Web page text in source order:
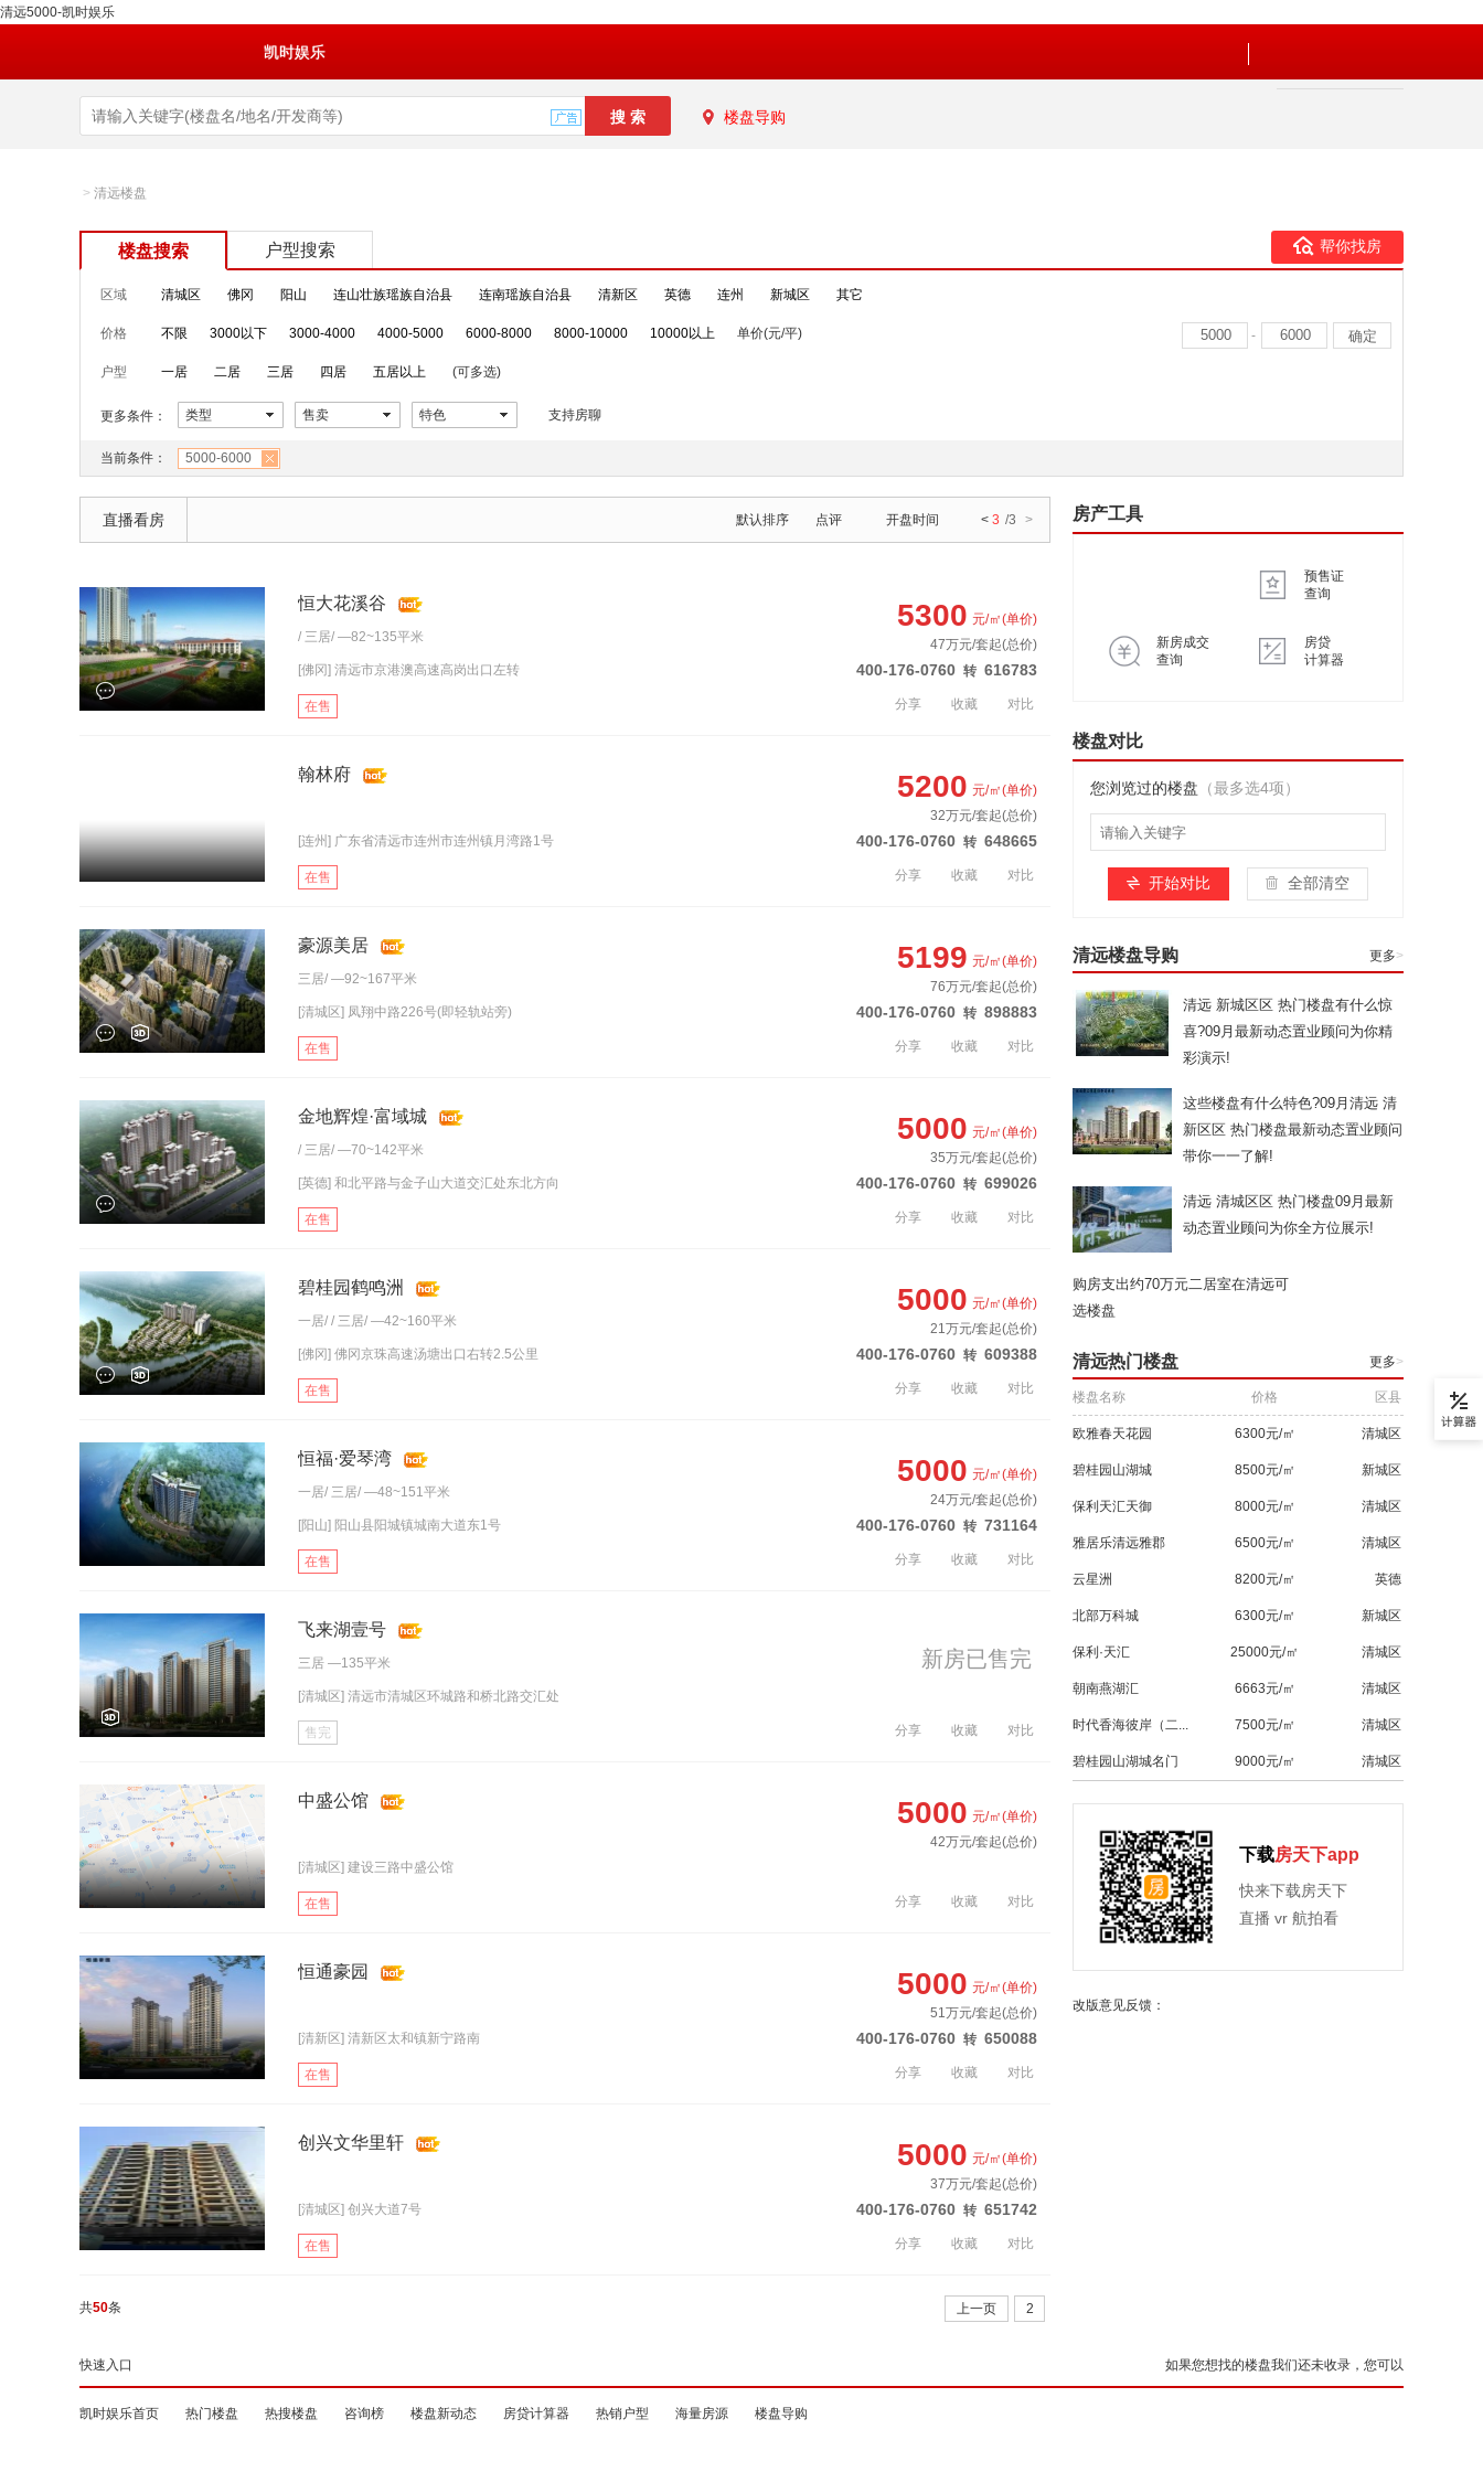
清远5000-凯时娱乐
凯时娱乐
楼盘导购
> 清远楼盘
楼盘搜索 户型搜索 帮你找房
区域 清城区 佛冈 阳山 连山壮族瑶族自治县 连南瑶族自治县 清新区 英德 连州 新城区 其它
价格 不限 3000以下 3000-4000 4000-5000 6000-8000 8000-10000 10000以上 单价(元/平) -
户型 一居 二居 三居 四居 五居以上 (可多选)
更多条件： 类型 售卖 特色 支持房聊
当前条件： 5000-6000
直播看房 默认排序 点评 开盘时间 < 3 /3 >
恒大花溪谷
/ 三居/ —82~135平米
[佛冈] 清远市京港澳高速高岗出口左转 400-176-0760 转 616783
在售
5300 元/㎡(单价)
47万元/套起(总价)
分享 收藏 对比
翰林府
[连州] 广东省清远市连州市连州镇月湾路1号 400-176-0760 转 648665
在售
5200 元/㎡(单价)
32万元/套起(总价)
分享 收藏 对比
豪源美居
三居/ —92~167平米
[清城区] 凤翔中路226号(即轻轨站旁) 400-176-0760 转 898883
在售
5199 元/㎡(单价)
76万元/套起(总价)
分享 收藏 对比
金地辉煌·富域城
/ 三居/ —70~142平米
[英德] 和北平路与金子山大道交汇处东北方向 400-176-0760 转 699026
在售
5000 元/㎡(单价)
35万元/套起(总价)
分享 收藏 对比
碧桂园鹤鸣洲
一居/ / 三居/ —42~160平米
[佛冈] 佛冈京珠高速汤塘出口右转2.5公里 400-176-0760 转 609388
在售
5000 元/㎡(单价)
21万元/套起(总价)
分享 收藏 对比
恒福·爱琴湾
一居/ 三居/ —48~151平米
[阳山] 阳山县阳城镇城南大道东1号 400-176-0760 转 731164
在售
5000 元/㎡(单价)
24万元/套起(总价)
分享 收藏 对比
飞来湖壹号
三居 —135平米
[清城区] 清远市清城区环城路和桥北路交汇处
售完
新房已售完
分享 收藏 对比
中盛公馆
[清城区] 建设三路中盛公馆
在售
5000 元/㎡(单价)
42万元/套起(总价)
分享 收藏 对比
恒通豪园
[清新区] 清新区太和镇新宁路南 400-176-0760 转 650088
在售
5000 元/㎡(单价)
51万元/套起(总价)
分享 收藏 对比
创兴文华里轩
[清城区] 创兴大道7号 400-176-0760 转 651742
在售
5000 元/㎡(单价)
37万元/套起(总价)
分享 收藏 对比
共50条 上一页 2
房产工具
预售证
查询
新房成交
查询
房贷
计算器
楼盘对比
您浏览过的楼盘 （最多选4项）
开始对比 全部清空
清远楼盘导购 更多>
清远 新城区区 热门楼盘有什么惊
喜?09月最新动态置业顾问为你精
彩演示!
这些楼盘有什么特色?09月清远 清
新区区 热门楼盘最新动态置业顾问
带你一一了解!
清远 清城区区 热门楼盘09月最新
动态置业顾问为你全方位展示!
购房支出约70万元二居室在清远可
选楼盘
清远热门楼盘 更多>
楼盘名称 价格 区县
欧雅春天花园 6300元/㎡ 清城区
碧桂园山湖城 8500元/㎡ 新城区
保利天汇天御 8000元/㎡ 清城区
雅居乐清远雅郡 6500元/㎡ 清城区
云星洲 8200元/㎡ 英德
北部万科城 6300元/㎡ 新城区
保利·天汇 25000元/㎡ 清城区
朝南燕湖汇 6663元/㎡ 清城区
时代香海彼岸（二... 7500元/㎡ 清城区
碧桂园山湖城名门 9000元/㎡ 清城区
下载房天下app
快来下载房天下
直播 vr 航拍看
改版意见反馈：
如果您想找的楼盘我们还未收录，您可以
快速入口
凯时娱乐首页 热门楼盘 热搜楼盘 咨询榜 楼盘新动态 房贷计算器 热销户型 海量房源 楼盘导购